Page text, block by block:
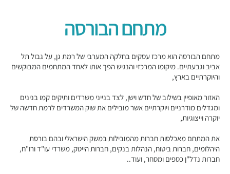
מתחם הבורסה
מתחם הבורסה הוא מרכז עסקים בחלקה המערבי של רמת גן, על גבול תל
אביב וגבעתיים. מיקומו המרכזי והנגיש הפך אותו לאחד המתחמים המבוקשים
והיוקרתיים בארץ,
האזור מאופיין בשילוב של חדש וישן, לצד בנייני משרדים ותיקים קמו בנינים
ומגדלים מודרניים ויוקרתיים אשר מובילים את שוק המשרדים לרמת חדשה של
יוקרה וייצוגיות,
את המתחם מאכלסות חברות מהמובילות במשק הישראלי ובהם בורסת
היהלומים, חברות ביטוח, הנהלות בנקים, חברות הייטק, משרדי עו"ד ורו"ח,
חברות נדל"ן כספים ומסחר, ועוד..